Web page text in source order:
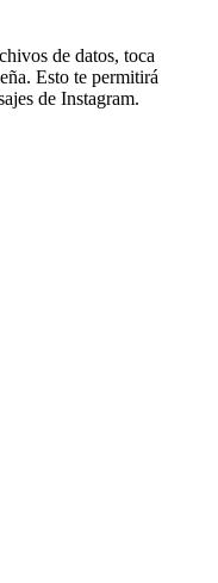
de datos, toca
Esto te permitirá
de Instagram.